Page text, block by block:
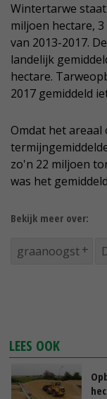
Wintertarwe
miljoen hectare,
van 2013-2017.
landelijk
hectare.
2017 gemiddeld
Omdat het
zo'n 22 miljoen
was het
Bekijk meer over:
graanoogst
LEES OOK